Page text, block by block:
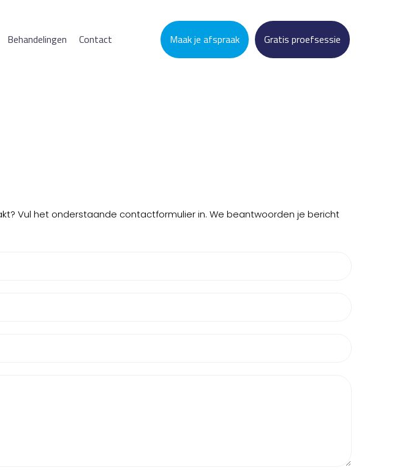
Behandelingen Contact Maak je afspraak Gratis proefsessie
Vul het onderstaande contactformulier in. We beantwoorden je bericht